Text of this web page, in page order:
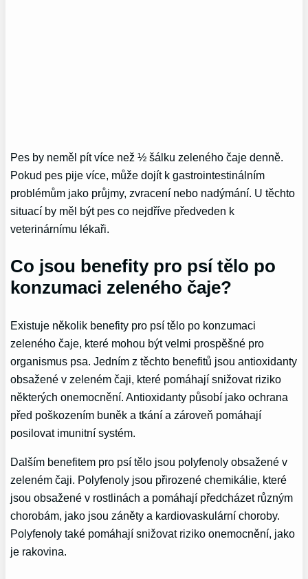
Pes by neměl pít více než ½ šálku zeleného čaje denně.
Pokud pes pije více, může dojít k gastrointestinálním
problémům jako průjmy, zvracení nebo nadýmání. U těchto
situací by měl být pes co nejdříve předveden k
veterinárnímu lékaři.
Co jsou benefity pro psí tělo po
konzumaci zeleného čaje?
Existuje několik benefity pro psí tělo po konzumaci
zeleného čaje, které mohou být velmi prospěšné pro
organismus psa. Jedním z těchto benefitů jsou antioxidanty
obsažené v zeleném čaji, které pomáhají snižovat riziko
některých onemocnění. Antioxidanty působí jako ochrana
před poškozením buněk a tkání a zároveň pomáhají
posilovat imunitní systém.
Dalším benefitem pro psí tělo jsou polyfenoly obsažené v
zeleném čaji. Polyfenoly jsou přirozené chemikálie, které
jsou obsažené v rostlinách a pomáhají předcházet různým
chorobám, jako jsou záněty a kardiovaskulární choroby.
Polyfenoly také pomáhají snižovat riziko onemocnění, jako
je rakovina.